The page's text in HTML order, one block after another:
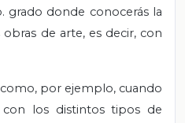
grado donde conocerás la
de arte, es decir, con
como, por ejemplo, cuando
los distintos tipos de